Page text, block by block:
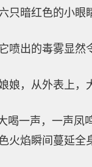
只暗红色的小眼
喷出的毒雾显然
娘，从外表上，
喝一声，一声
火焰瞬间蔓延